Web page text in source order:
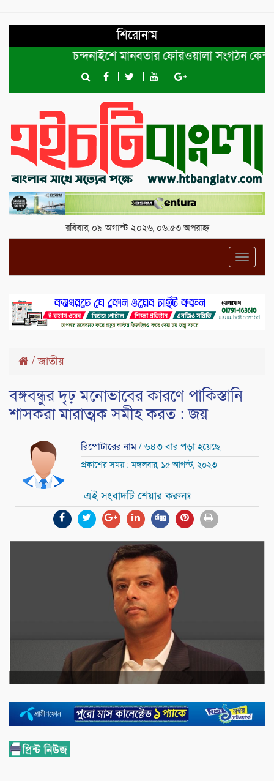
শিরোনাম
চন্দনাইশে মানবতার ফেরিওয়ালা সংগঠন কেন্দ্রীয়
রবিবার, ০৯ অগাস্ট ২০২৬, ০৬:৫৩ অপরাহ্ন
/জাতীয়
বঙ্গবন্ধুর দৃঢ় মনোভাবের কারণে পাকিস্তানি
শাসকরা মারাত্মক সমীহ করত : জয়
রিপোটারের নাম/ ৬৪৩ বার পড়া হয়েছে
প্রকাশের সময় : মঙ্গলবার, ১৫ আগস্ট, ২০২৩
এই সংবাদটি শেয়ার করুনঃ